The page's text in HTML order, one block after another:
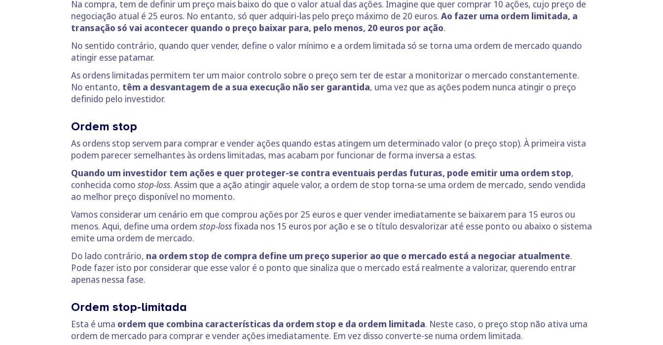
Na compra, tem de definir um preço mais baixo do que o valor atual das ações. Imagine que quer comprar 10 ações, cujo preço de
negociação atual é 25 euros. No entanto, só quer adquiri-las pelo preço máximo de 20 euros. Ao fazer uma ordem limitada, a
transação só vai acontecer quando o preço baixar para, pelo menos, 20 euros por ação.
No sentido contrário, quando quer vender, define o valor mínimo e a ordem limitada só se torna uma ordem de mercado quando
atingir esse patamar.
As ordens limitadas permitem ter um maior controlo sobre o preço sem ter de estar a monitorizar o mercado constantemente.
No entanto, têm a desvantagem de a sua execução não ser garantida, uma vez que as ações podem nunca atingir o preço
definido pelo investidor.
Ordem stop
As ordens stop servem para comprar e vender ações quando estas atingem um determinado valor (o preço stop). À primeira vista
podem parecer semelhantes às ordens limitadas, mas acabam por funcionar de forma inversa a estas.
Quando um investidor tem ações e quer proteger-se contra eventuais perdas futuras, pode emitir uma ordem stop,
conhecida como stop-loss. Assim que a ação atingir aquele valor, a ordem de stop torna-se uma ordem de mercado, sendo vendida
ao melhor preço disponível no momento.
Vamos considerar um cenário em que comprou ações por 25 euros e quer vender imediatamente se baixarem para 15 euros ou
menos. Aqui, define uma ordem stop-loss fixada nos 15 euros por ação e se o título desvalorizar até esse ponto ou abaixo o sistema
emite uma ordem de mercado.
Do lado contrário, na ordem stop de compra define um preço superior ao que o mercado está a negociar atualmente.
Pode fazer isto por considerar que esse valor é o ponto que sinaliza que o mercado está realmente a valorizar, querendo entrar
apenas nessa fase.
Ordem stop-limitada
Esta é uma ordem que combina características da ordem stop e da ordem limitada. Neste caso, o preço stop não ativa uma
ordem de mercado para comprar e vender ações imediatamente. Em vez disso converte-se numa ordem limitada.